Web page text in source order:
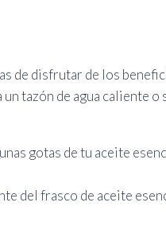
de disfrutar de los
tazón de agua caliente
gotas de tu aceite
del frasco de aceite